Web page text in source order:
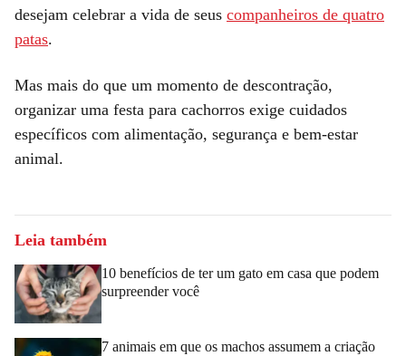
desejam celebrar a vida de seus companheiros de quatro
patas.
Mas mais do que um momento de descontração,
organizar uma festa para cachorros exige cuidados
específicos com alimentação, segurança e bem-estar
animal.
Leia também
10 benefícios de ter um gato em casa que podem
surpreender você
7 animais em que os machos assumem a criação